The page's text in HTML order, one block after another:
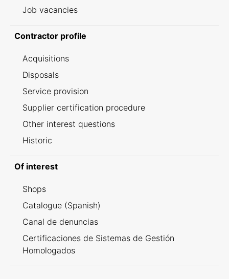
Job vacancies
Contractor profile
Acquisitions
Disposals
Service provision
Supplier certification procedure
Other interest questions
Historic
Of interest
Shops
Catalogue (Spanish)
Canal de denuncias
Certificaciones de Sistemas de Gestión
Homologados